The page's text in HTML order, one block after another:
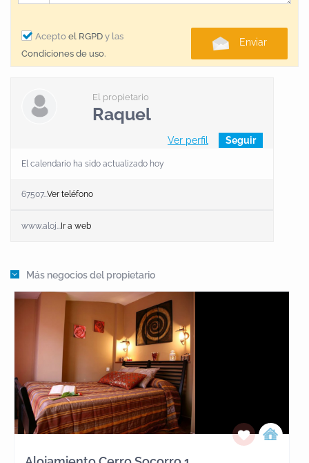
Acepto el RGPD y las
Condiciones de uso.
Enviar
El propietario
Raquel
Ver perfil Seguir
El calendario ha sido actualizado hoy
67507...Ver teléfono
www.aloj... Ir a web
Más negocios del propietario